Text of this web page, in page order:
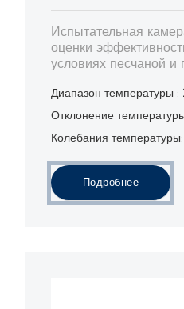
Испытательная
оценки
условиях песчаной
Диапазон температуры
Отклонение
Колебания
Подробнее